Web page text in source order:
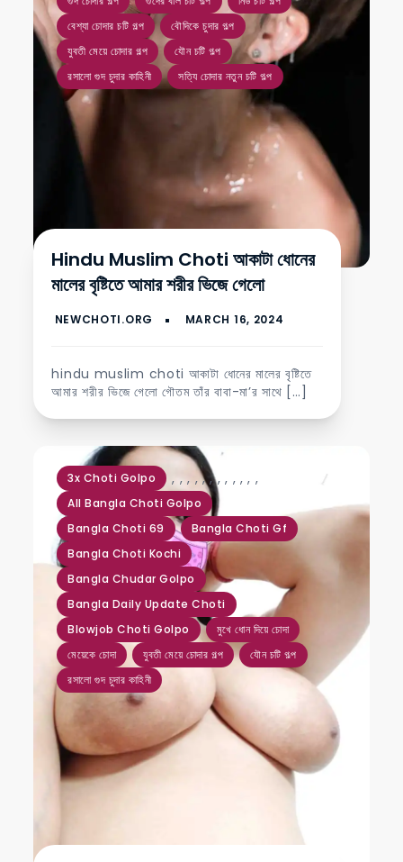
বেশ্যা চোদার চটি গল্প
বৌদিকে চুদার গল্প
যুবতী মেয়ে চোদার গল্প
যৌন চটি গল্প
রসালো গুদ চুদার কাহিনী
সত্যি চোদার নতুন চটি গল্প
Hindu Muslim Choti আকাটা ধোনের
মালের বৃষ্টিতে আমার শরীর ভিজে গেলো
hindu muslim choti আকাটা ধোনের মালের বৃষ্টিতে
আমার শরীর ভিজে গেলো গৌতম তাঁর বাবা-মা’র সাথে […]
3x Choti Golpo ,
All Bangla Choti Golpo
,
Bangla Choti 69
,
Bangla Choti Gf
,
Bangla Choti Kochi
,
Bangla Chudar Golpo
,
Bangla Daily Update Choti
,
Blowjob Choti Golpo
,
মুখে ধোন দিয়ে চোদা
,
মেয়েকে চোদা
,
যুবতী মেয়ে চোদার গল্প
,
যৌন চটি গল্প
,
রসালো গুদ চুদার কাহিনী